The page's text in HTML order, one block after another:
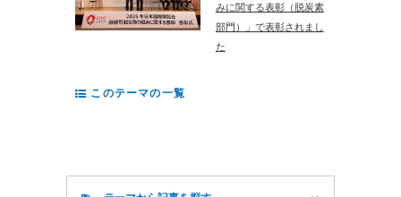
みに関する表彰（脱炭素
部門）」で表彰されまし
た
このテーマの一覧